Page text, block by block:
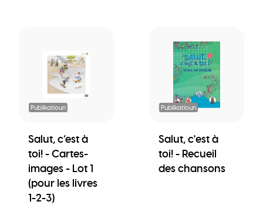
Publikatioun
Salut, c’est à
toi! - Cartes-
images - Lot 1
(pour les livres
1-2-3)
Publikatioun
Salut, c'est à
toi! - Recueil
des chansons